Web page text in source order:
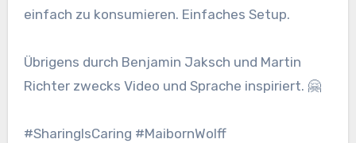
einfach zu konsumieren. Einfaches Setup.
Übrigens durch Benjamin Jaksch und Martin
Richter zwecks Video und Sprache inspiriert. 🤗
#SharingIsCaring #MaibornWolff